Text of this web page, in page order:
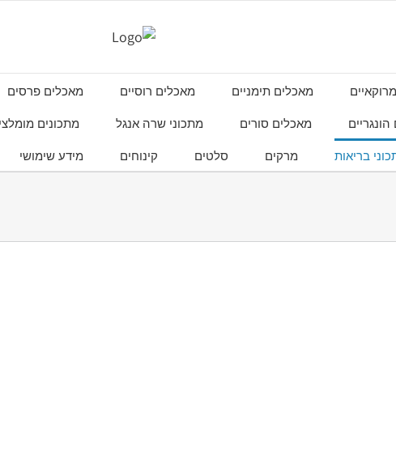
מאכלים תימניים מאכלים רוסיים מאכלים פרסים
מאכלים סורים מתכוני שרה אנגל מתכונים
בריאות מרקים סלטים קינוחים מידע שימושי